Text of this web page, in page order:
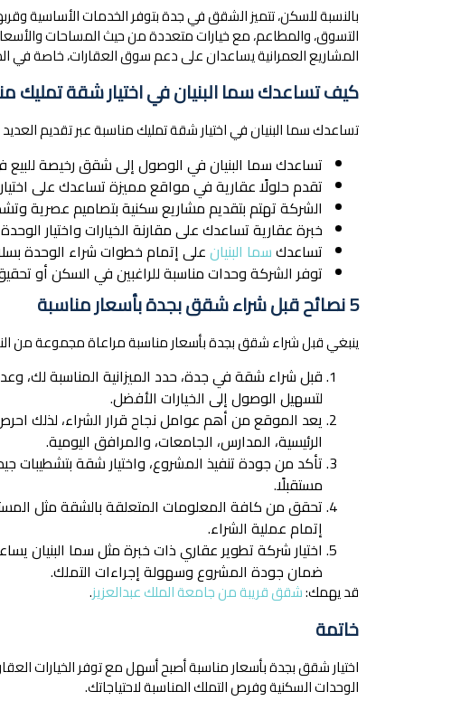
بالنسبة للسكن، تتميز الشقق في جدة بتوفر الخدمات الأساسية
التسوق، والمطاعم، مع خيارات متعددة من حيث المساحات
المشاريع العمرانية يساعدان على دعم سوق العقارات، خاصة في
كيف تساعدك سما البنيان في اختيار شقة تمليك
تساعدك سما البنيان في اختيار شقة تمليك مناسبة عبر تقديم
تساعدك سما البنيان في الوصول إلى شقق رخيصة
تقدم حلولًا عقارية في مواقع مميزة تساعدك على
الشركة تهتم بتقديم مشاريع سكنية بتصاميم عصرية
خبرة عقارية تساعدك على مقارنة الخيارات واختيار
تساعدكسما البنيانعلى إتمام خطوات شراء الوحدة
توفر الشركة وحدات مناسبة للراغبين في السكن أو
5 نصائح قبل شراء شقق بجدة بأسعار مناسبة
ينبغي قبل شراء شقق بجدة بأسعار مناسبة مراعاة مجموعة من
قبل شراء شقة في جدة، حدد الميزانية المناسبة لك،
لتسهيل الوصول إلى الخيارات الأفضل.
يعد الموقع من أهم عوامل نجاح قرار الشراء، لذلك
الرئيسية، المدارس، الجامعات، والمرافق اليومية.
تأكد من جودة تنفيذ المشروع، واختيار شقة بتشطيبات
مستقبلًا.
تحقق من كافة المعلومات المتعلقة بالشقة مثل
إتمام عملية الشراء.
اختيار شركة تطوير عقاري ذات خبرة مثل سما
ضمان جودة المشروع وسهولة إجراءات التملك.
قد يهمك:شقق قريبة من جامعة الملك عبدالعزيز.
خاتمة
اختيار شقق بجدة بأسعار مناسبة أصبح أسهل مع توفر الخيارات
الوحدات السكنية وفرص التملك المناسبة لاحتياجاتك.